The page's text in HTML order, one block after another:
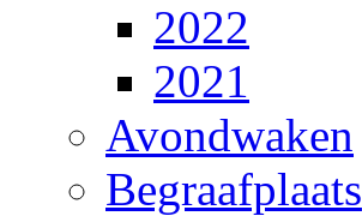
2022
2021
Avondwaken
Begraafplaats